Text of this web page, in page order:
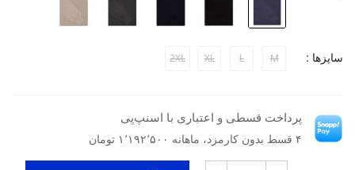
سایزها : M
L
XL
2XL
پرداخت قسطی و اعتباری با اسنپ‌پی
۴ قسط بدون کارمزد، ماهانه ۱٬۱۹۲٬۵۰۰ تومان